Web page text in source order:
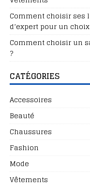
Comment choisir ses
d’expert pour un
Comment choisir un
?
CATÉGORIES
Accessoires
Beauté
Chaussures
Fashion
Mode
Vêtements